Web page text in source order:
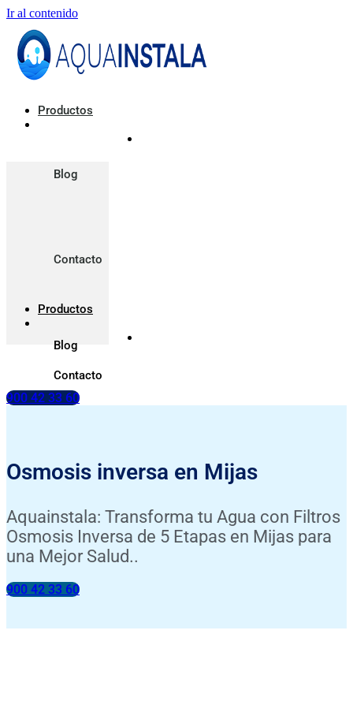
Ir al contenido
Productos
Blog
Contacto
Productos
Blog
Contacto
900 42 33 60
Osmosis inversa en Mijas
Aquainstala: Transforma tu Agua con Filtros
Osmosis Inversa de 5 Etapas en Mijas para
una Mejor Salud..
900 42 33 60